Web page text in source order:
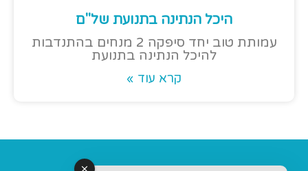
היכל הנתינה בתנועת של"ם
עמותת טוב יחד סיפקה 2 מנחים בהתנדבות
להיכל הנתינה בתנועת
קרא עוד »